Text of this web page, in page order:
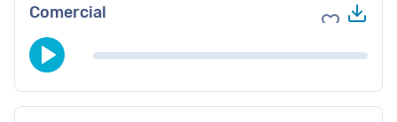
Comercial Agregar